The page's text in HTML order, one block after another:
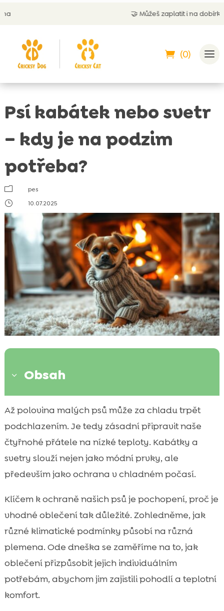
Můžeš zaplatit i na dobírku
(0)
Psí kabátek nebo svetr
– kdy je na podzim
potřeba?
m
pes
}
10.07.2025
3 Obsah
 Proč by psi měli nosit kabátky nebo svetry

Faktory ovlivňující potřebu psů nosit
oblečení
Potřeba psí bundy na podzim
Jak vybrat správnou velikost kabátku nebo
svetru
 Materiály vhodné pro psí oblečení
 Styl a design psího oblečení
Údržba a čištění psího oblečení
Jak se váš pes může cítit v kabátku nebo
svetru
Kdy není potřeba oblékat psa
Až polovina malých psů může za chladu trpět
podchlazením. Je tedy zásadní připravit naše
čtyřnohé přátele na nízké teploty. Kabátky a
svetry slouží nejen jako módní prvky, ale
především jako ochrana v chladném počasí.
Klíčem k ochraně našich psů je pochopení, proč je
vhodné oblečení tak důležité. Zohledněme, jak
různé klimatické podmínky působí na různá
plemena. Ode dneška se zaměříme na to, jak
oblečení přizpůsobit jejich individuálním
potřebám, abychom jim zajistili pohodlí a teplotní
komfort.